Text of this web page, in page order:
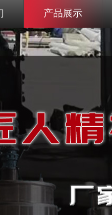
产品展示